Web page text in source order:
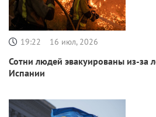
19:22 16 июл, 2026
Сотни людей эвакуированы из-за
Испании